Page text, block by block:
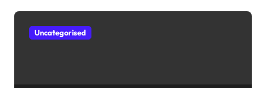
м
Uncategorised